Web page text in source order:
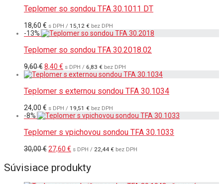
Teplomer so sondou TFA 30.1011 DT
18,60 € s DPH / 15,12 € bez DPH
-13%
Teplomer so sondou TFA 30.2018.02
9,60€Pôvodná
cena
9,60 €.
8,40 € Aktuálna
cena
8,40 €.
s DPH / 6,83 € bez DPH
Teplomer s externou sondou TFA 30.1034
24,00 € s DPH / 19,51 € bez DPH
-8%
Teplomer s vpichovou sondou TFA 30.1033
30,00€Pôvodná
bola:
30,00 €.
27,60 € Aktuálna
je:
27,60 €.
s DPH / 22,44 € bez DPH
Súvisiace produkty